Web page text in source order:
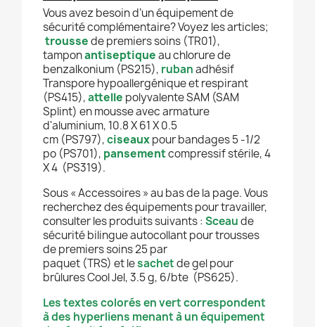
Vous avez besoin d’un équipement de
sécurité complémentaire? Voyez les articles;
troussede premiers soins (TR01),
tamponantiseptiqueau chlorure de
benzalkonium (PS215), rubanadhésif
Transpore hypoallergénique et respirant
(PS415),attelle polyvalente SAM (SAM
Splint) en mousse avec armature
d'aluminium, 10.8 X 61 X 0.5
cm (PS797),ciseauxpour bandages 5 -1/2
po (PS701), pansementcompressif stérile, 4
X 4 (PS319).
Sous « Accessoires » au bas de la page. Vous
recherchez des équipements pour travailler,
consulter les produits suivants: Sceaude
sécurité bilingue autocollant pour trousses
de premiers soins 25 par
paquet (TRS) et lesachetde gel pour
brûlures Cool Jel, 3.5 g, 6/bte (PS625).
Les textes colorés en vert correspondent
à des hyperliens menant à un équipement